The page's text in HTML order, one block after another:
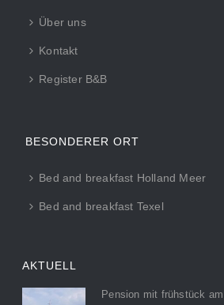
Über uns
Kontakt
Register B&B
BESONDERER ORT
Bed and breakfast Holland Meer
Bed and breakfast Texel
AKTUELL
Pension mit frühstück